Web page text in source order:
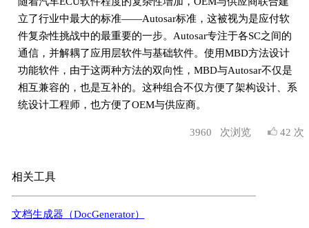
立了行业中最大的标准——Autosar标准，这被视为是应付软
件复杂性挑战中的最重要的一步。Autosar专注于各SC之间的
通信，并解耦了应用层软件与基础软件。使用MBD方法设计
功能软件，由于这两种方法的双向性，MBD与Autosar不仅是
相互兼容的，也是互补的。这种组合不仅方便了架构设计、系
统设计工程师，也方便了OEM与供应商。
3960 次浏览 42 次
相关工具
文档生成器（DocGenerator）